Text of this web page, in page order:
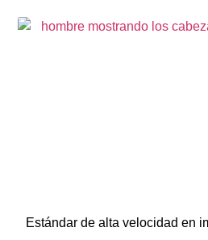
Estándar de alta velocidad en